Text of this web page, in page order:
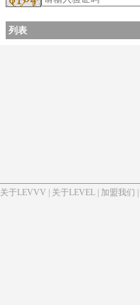
列表
关于LEVVV 关于LEVEL 加盟我们